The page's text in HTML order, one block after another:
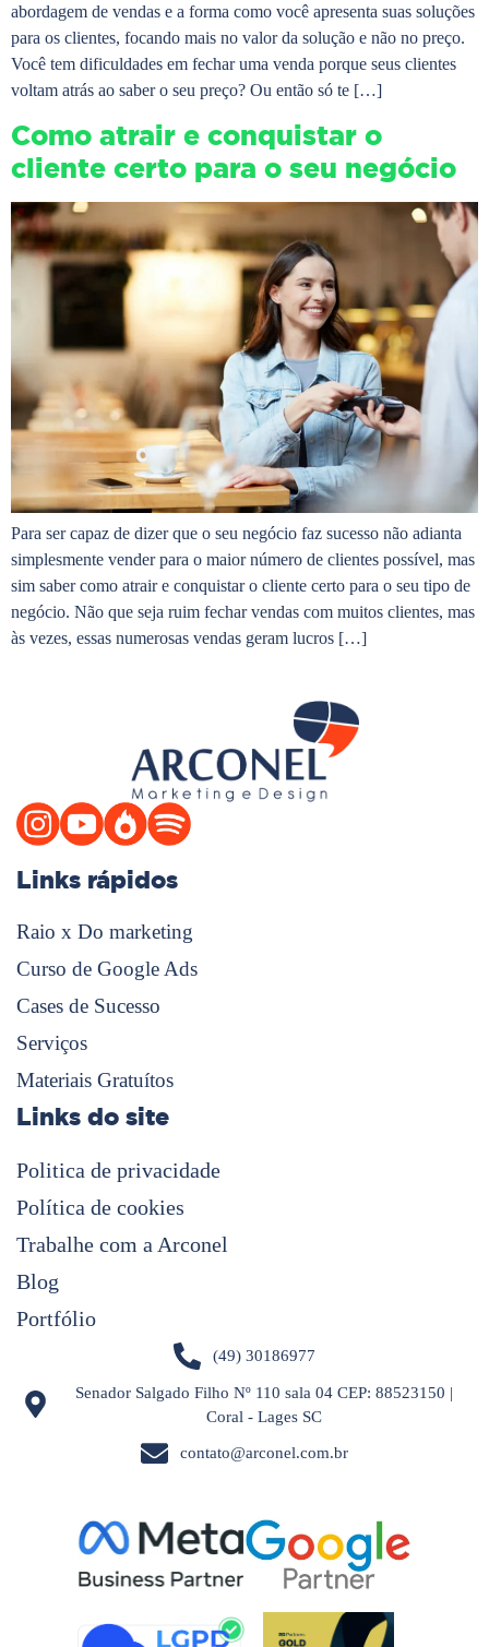
abordagem de vendas e a forma como você apresenta suas soluções
para os clientes, focando mais no valor da solução e não no preço.
Você tem dificuldades em fechar uma venda porque seus clientes
voltam atrás ao saber o seu preço? Ou então só te […]
Como atrair e conquistar o
cliente certo para o seu negócio
Para ser capaz de dizer que o seu negócio faz sucesso não adianta
simplesmente vender para o maior número de clientes possível, mas
sim saber como atrair e conquistar o cliente certo para o seu tipo de
negócio. Não que seja ruim fechar vendas com muitos clientes, mas
às vezes, essas numerosas vendas geram lucros […]
Links rápidos
Raio x Do marketing
Curso de Google Ads
Cases de Sucesso
Serviços
Materiais Gratuítos
Links do site
Politica de privacidade
Política de cookies
Trabalhe com a Arconel
Blog
Portfólio
(49) 30186977
Senador Salgado Filho Nº 110 sala 04 CEP: 88523150 |
Coral - Lages SC
contato@arconel.com.br